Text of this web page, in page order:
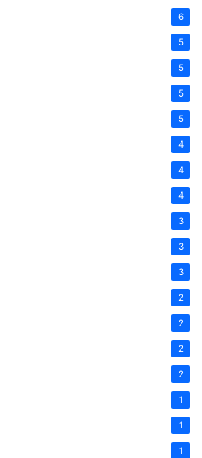
6
5
5
5
5
4
4
4
3
3
3
2
2
2
2
1
1
1